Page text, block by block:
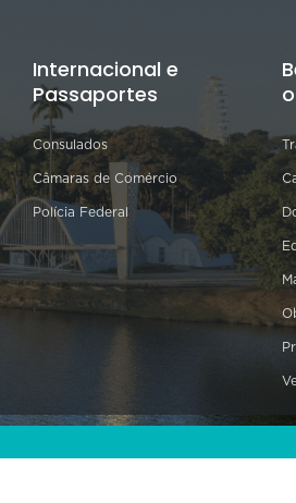
Internacional e
Passaportes
Consulados
Câmaras de Comércio
Polícia Federal